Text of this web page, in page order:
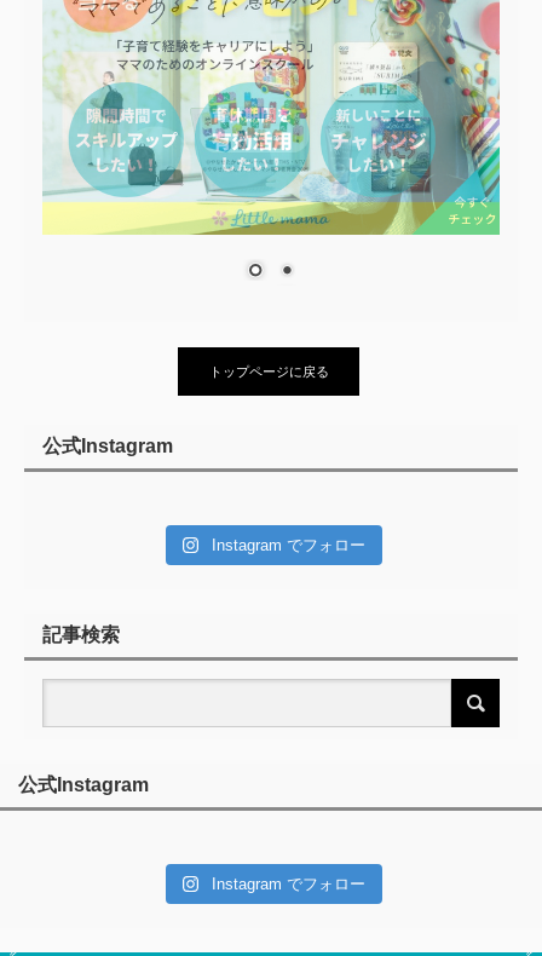
トップページに戻る
公式Instagram
Instagram でフォロー
記事検索
公式Instagram
Instagram でフォロー